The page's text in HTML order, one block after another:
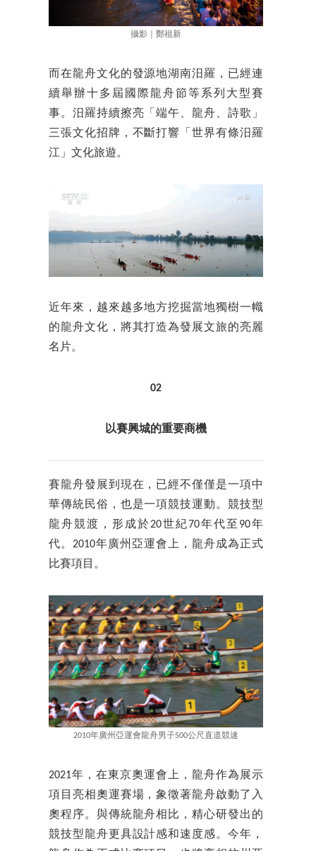
攝影｜鄭祖新
而在龍舟文化的發源地湖南汨羅，已經連
續舉辦十多屆國際龍舟節等系列大型賽
事。汨羅持續擦亮「端午、龍舟、詩歌」
三張文化招牌，不斷打響「世界有條汨羅
江」文化旅遊。
近年來，越來越多地方挖掘當地獨樹一幟
的龍舟文化，將其打造為發展文旅的亮麗
名片。
02
以賽興城的重要商機
賽龍舟發展到現在，已經不僅僅是一項中
華傳統民俗，也是一項競技運動。競技型
龍舟競渡，形成於20世紀70年代至90年
代。2010年廣州亞運會上，龍舟成為正式
比賽項目。
2010年廣州亞運會龍舟男子500公尺直道競速
2021年，在東京奧運會上，龍舟作為展示
項目亮相奧運賽場，象徵著龍舟啟動了入
奧程序。與傳統龍舟相比，精心研發出的
競技型龍舟更具設計感和速度感。今年，